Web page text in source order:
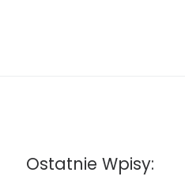
Ostatnie Wpisy: